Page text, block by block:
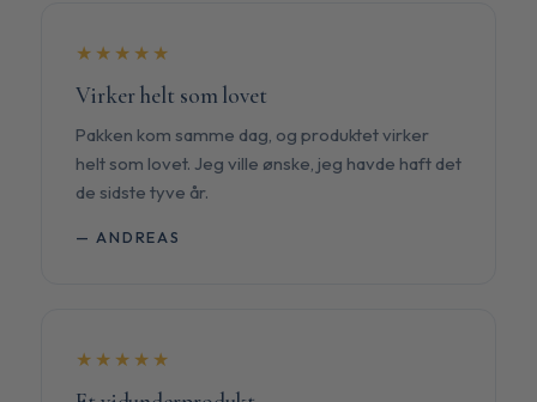
★★★★★
Virker helt som lovet
Pakken kom samme dag, og produktet virker
helt som lovet. Jeg ville ønske, jeg havde haft det
de sidste tyve år.
— ANDREAS
★★★★★